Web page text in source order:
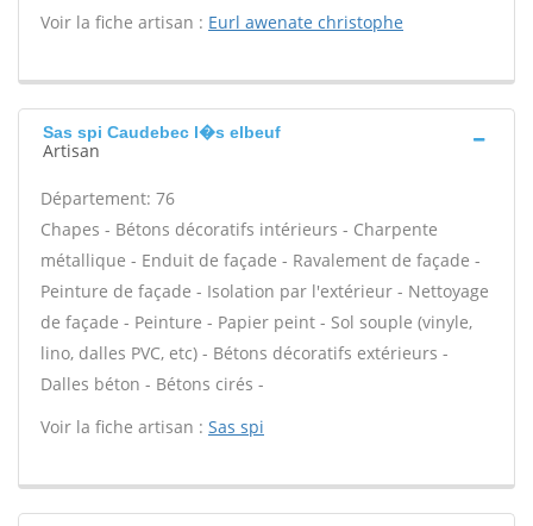
Voir la fiche artisan : Eurl awenate christophe
Sas spi Caudebec l�s elbeuf
Artisan
Département: 76
Chapes - Bétons décoratifs intérieurs - Charpente
métallique - Enduit de façade - Ravalement de façade -
Peinture de façade - Isolation par l'extérieur - Nettoyage
de façade - Peinture - Papier peint - Sol souple (vinyle,
lino, dalles PVC, etc) - Bétons décoratifs extérieurs -
Dalles béton - Bétons cirés -
Voir la fiche artisan : Sas spi